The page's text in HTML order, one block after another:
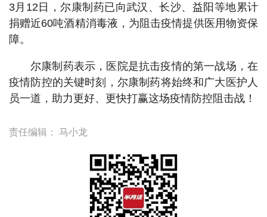
3月12日，尔康制药已向武汉、长沙、益阳等地累计
捐赠近60吨酒精消毒液，为阻击疫情提供医用物资保
障。
尔康制药表示，医院是抗击疫情的第一战场，在
疫情防控的关键时刻，尔康制药将始终和广大医护人
员一道，助力更好、更快打赢这场疫情防控阻击战！
责任编辑： 马小龙